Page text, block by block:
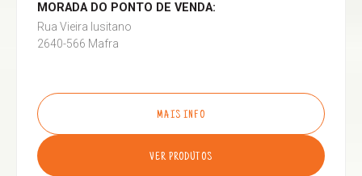
MORADA DO PONTO DE VENDA:
Rua Vieira lusitano
2640-566 Mafra
MAIS INFO
VER PRODUTOS